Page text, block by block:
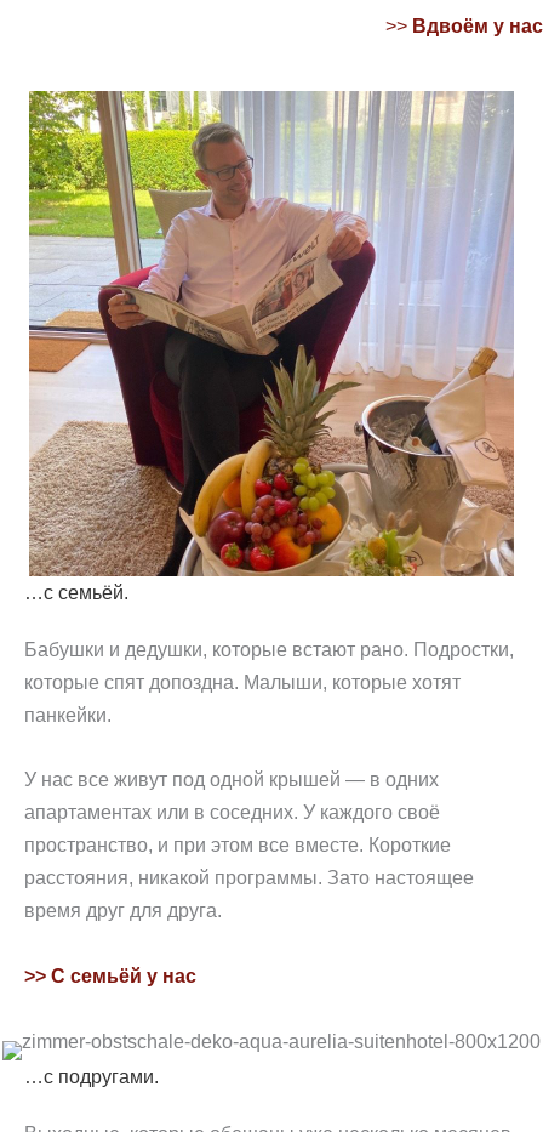
>> Вдвоём у нас
…с семьёй.
Бабушки и дедушки, которые встают рано. Подростки,
которые спят допоздна. Малыши, которые хотят
панкейки.
У нас все живут под одной крышей — в одних
апартаментах или в соседних. У каждого своё
пространство, и при этом все вместе. Короткие
расстояния, никакой программы. Зато настоящее
время друг для друга.
>> С семьёй у нас
…с подругами.